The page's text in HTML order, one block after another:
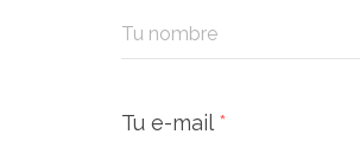
Tu e-mail *